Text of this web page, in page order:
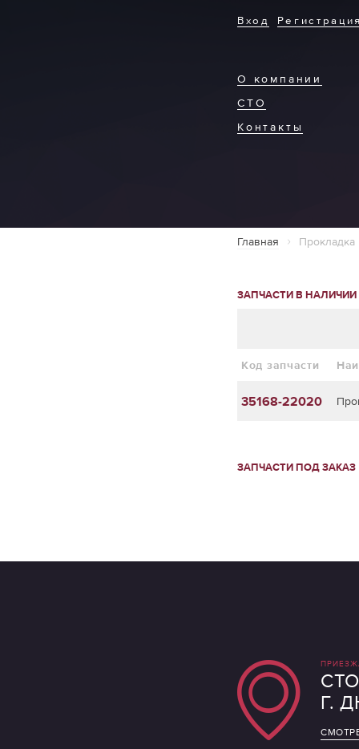
О компании
СТО
Контакты
Вход
Главная
ЗАПЧАСТИ В НАЛИЧИИ
Код запчасти
35168-22020
ЗАПЧАСТИ ПОД ЗАКАЗ
СТО
Г.